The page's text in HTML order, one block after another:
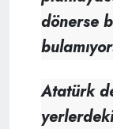
dönerse
Atatürk